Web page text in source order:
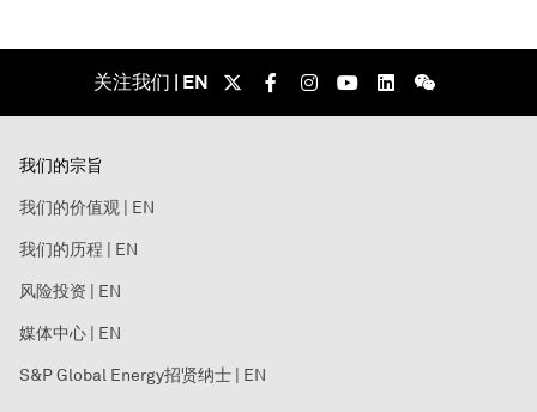
关注我们 | EN
我们的宗旨
我们的价值观 | EN
我们的历程 | EN
风险投资 | EN
媒体中心 | EN
S&P Global Energy招贤纳士 | EN